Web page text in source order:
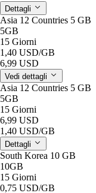
Dettagli
Asia 12 Countries 5 GB
5GB
15 Giorni
1,40 USD/GB
6,99 USD
Vedi dettagli
Asia 12 Countries 5 GB
5GB
15 Giorni
6,99 USD
1,40 USD/GB
Dettagli
South Korea 10 GB
10GB
15 Giorni
0,75 USD/GB